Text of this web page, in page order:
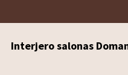
Interjero salonas